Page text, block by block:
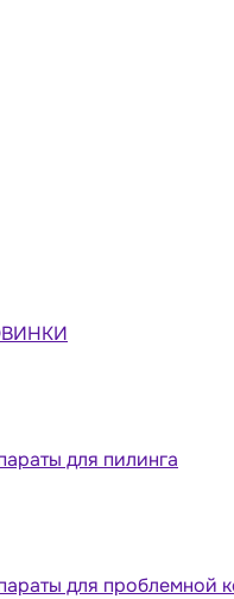
для пилинга
для проблемной